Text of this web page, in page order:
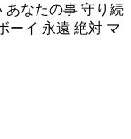
あなたの事 守り続
ーイ 永遠 絶対 マ